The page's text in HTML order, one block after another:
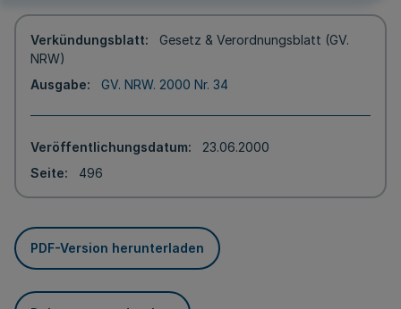
Verkündungsblatt
Gesetz & Verordnungsblatt (GV.
NRW)
Ausgabe
GV. NRW. 2000 Nr. 34
Veröffentlichungsdatum
23.06.2000
Seite
496
PDF-Version herunterladen